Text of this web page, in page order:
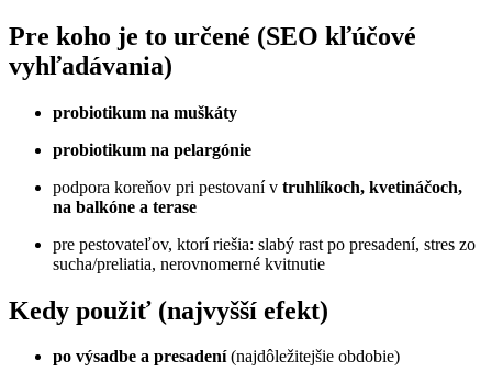
Pre koho je to určené (SEO kľúčové
vyhľadávania)
probiotikum na muškáty
probiotikum na pelargónie
podpora koreňov pri pestovaní v truhlíkoch, kvetináčoch,
na balkóne a terase
pre pestovateľov, ktorí riešia: slabý rast po presadení, stres zo
sucha/preliatia, nerovnomerné kvitnutie
Kedy použiť (najvyšší efekt)
po výsadbe a presadení(najdôležitejšie obdobie)